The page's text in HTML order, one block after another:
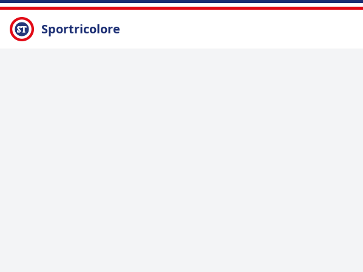
Sportricolore